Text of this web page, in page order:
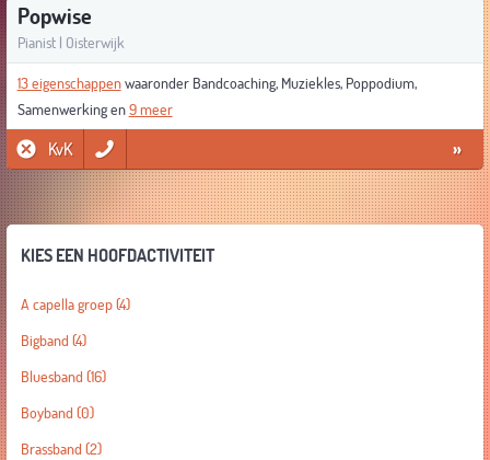
Popwise
Pianist | Oisterwijk
13 eigenschappenwaaronder Bandcoaching, Muziekles, Poppodium,
Samenwerking en9 meer
KvK »
KIES EEN HOOFDACTIVITEIT
A capella groep(4)
Bigband (4)
Bluesband (16)
Boyband (0)
Brassband (2)